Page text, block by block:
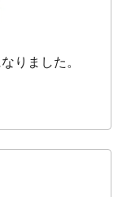
りました。